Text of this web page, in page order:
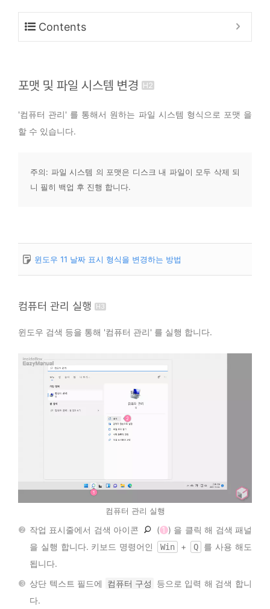
Contents
포맷 및 파일 시스템 변경
'컴퓨터 관리' 를 통해서 원하는 파일 시스템 형식으로 포맷 을
할 수 있습니다.
주의: 파일 시스템 의 포맷은 디스크 내 파일이 모두 삭제 되
니 필히 백업 후 진행 합니다.
윈도우 11 날짜 표시 형식을 변경하는 방법
컴퓨터 관리 실행
윈도우 검색 등을 통해 '컴퓨터 관리' 를 실행 합니다.
컴퓨터 관리 실행
작업 표시줄에서 검색 아이콘 ( 1 ) 을 클릭 해 검색 패널
을 실행 합니다. 키보드 명령어인
Win + Q
를 사용 해도
됩니다.
상단 텍스트 필드에
컴퓨터 구성
등으로 입력 해 검색 합니
다.